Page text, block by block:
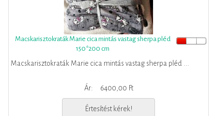
Macskarisztokraták Marie cica mintás vastag sherpa pléd
150*200 cm
Macskarisztokraták Marie cica mintás vastag sherpa pléd ...
Ár: 6400,00 Ft
Értesítést kérek!